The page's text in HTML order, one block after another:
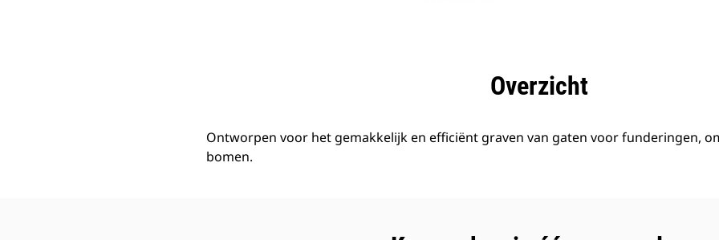
Overzicht
Ontworpen voor het gemakkelijk en efficiënt graven van gaten voor funderingen,
bomen.